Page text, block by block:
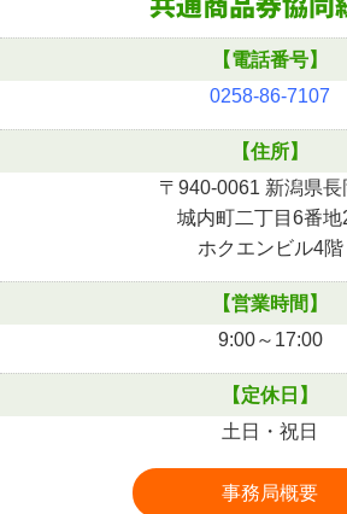
【電話番号】
0258-86-7107
【住所】
〒940-0061 新潟県長
城内町二丁目6番地
ホクエンビル4階
【営業時間】
9:00～17:00
【定休日】
土日・祝日
事務局概要